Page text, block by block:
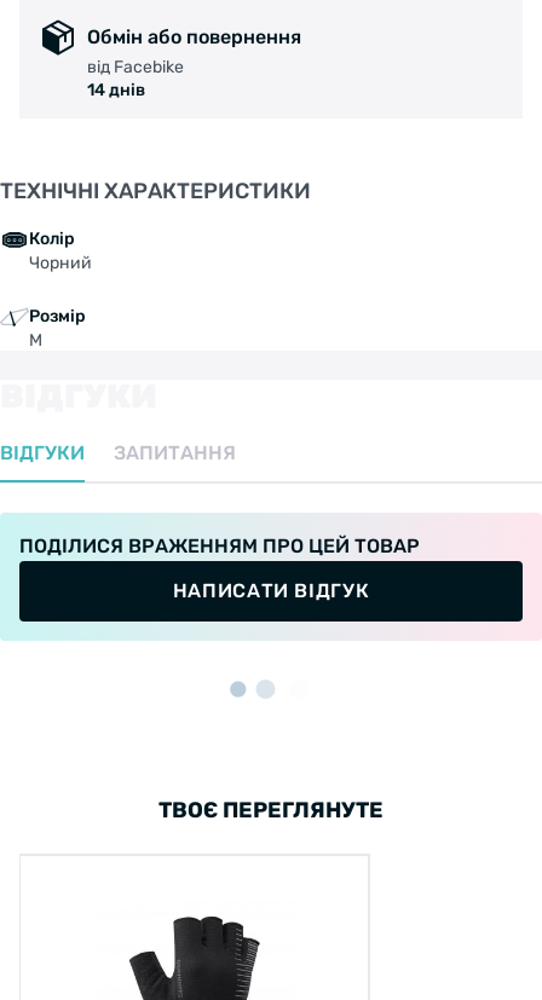
Обмін або повернення
від Facebike
14 днів
ТЕХНІЧНІ ХАРАКТЕРИСТИКИ
Колір
Чорний
Розмір
M
ВІДГУКИ ЗАПИТАННЯ
ПОДІЛИСЯ ВРАЖЕННЯМ ПРО ЦЕЙ ТОВАР
НАПИСАТИ ВІДГУК
ТВОЄ ПЕРЕГЛЯНУТЕ